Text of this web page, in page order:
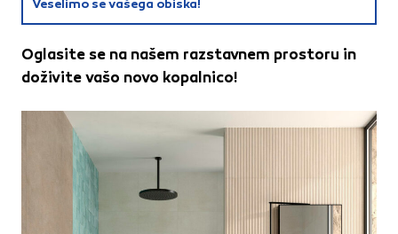
Veselimo se vašega obiska!
Oglasite se na našem razstavnem prostoru in
doživite vašo novo kopalnico!
prikazovanje ustreznih oglasov na drugih spletnih mestih.
Pri delu uporabljajo edinstveno prepoznavanje vašega
brskalnika in naprave. Če zavrnete uporabo teh piškotkov,
ne boste deležni našega ciljnega spletnega oglaševanja.
Potrdi moje izbire
DOVOLI VSE